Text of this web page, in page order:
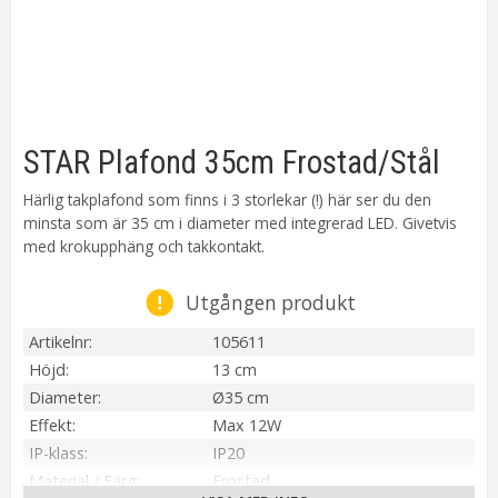
STAR Plafond 35cm Frostad/Stål
Härlig takplafond som finns i 3 storlekar (!) här ser du den
minsta som är 35 cm i diameter med integrerad LED. Givetvis
med krokupphäng och takkontakt.
Utgången produkt
Artikelnr
105611
Höjd
13 cm
Diameter
Ø35 cm
Effekt
Max 12W
IP-klass
IP20
Material / Färg
Frostad